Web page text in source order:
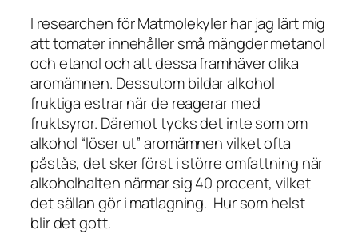
I researchen för Matmolekyler har jag lärt mig
att tomater innehåller små mängder metanol
och etanol och att dessa framhäver olika
aromämnen. Dessutom bildar alkohol
fruktiga estrar när de reagerar med
fruktsyror. Däremot tycks det inte som om
alkohol “löser ut” aromämnen vilket ofta
påstås, det sker först i större omfattning när
alkoholhalten närmar sig 40 procent, vilket
det sällan gör i matlagning. Hur som helst
blir det gott.